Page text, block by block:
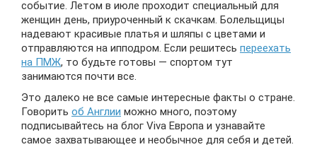
событие. Летом в июле проходит специальный для
женщин день, приуроченный к скачкам. Болельщицы
надевают красивые платья и шляпы с цветами и
отправляются на ипподром. Если решитесь переехать
на ПМЖ, то будьте готовы — спортом тут
занимаются почти все.
Это далеко не все самые интересные факты о стране.
Говорить об Англии можно много, поэтому
подписывайтесь на блог Viva Европа и узнавайте
самое захватывающее и необычное для себя и детей.